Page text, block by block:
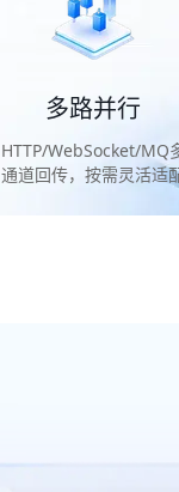
多路并行
HTTP/WebSocket/MQ
通道回传，按需灵活适